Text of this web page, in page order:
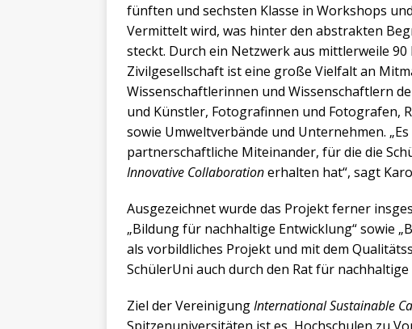
fünften und sechsten Klasse in Workshops
Vermittelt wird, was hinter den abstrakten
steckt. Durch ein Netzwerk aus mittlerweile
Zivilgesellschaft ist eine große Vielfalt an
Wissenschaftlerinnen und Wissenschaftlern
und Künstler, Fotografinnen und Fotografen,
sowie Umweltverbände und Unternehmen.
partnerschaftliche Miteinander, für die die
Innovative Collaborationerhalten hat“, sagt
Ausgezeichnet wurde das Projekt ferner
„Bildung für nachhaltige Entwicklung“ sowie
als vorbildliches Projekt und mit dem
SchülerUni auch durch den Rat für
Ziel der VereinigungInternational Sustainable